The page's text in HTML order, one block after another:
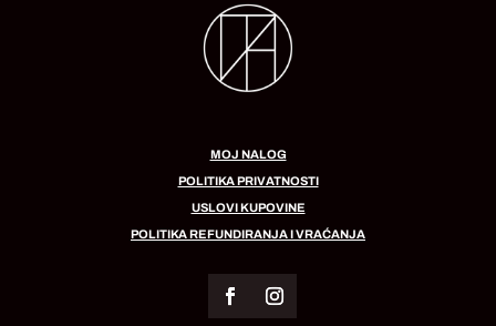
MOJ NALOG
POLITIKA PRIVATNOSTI
USLOVI KUPOVINE
POLITIKA REFUNDIRANJA I VRAĆANJA